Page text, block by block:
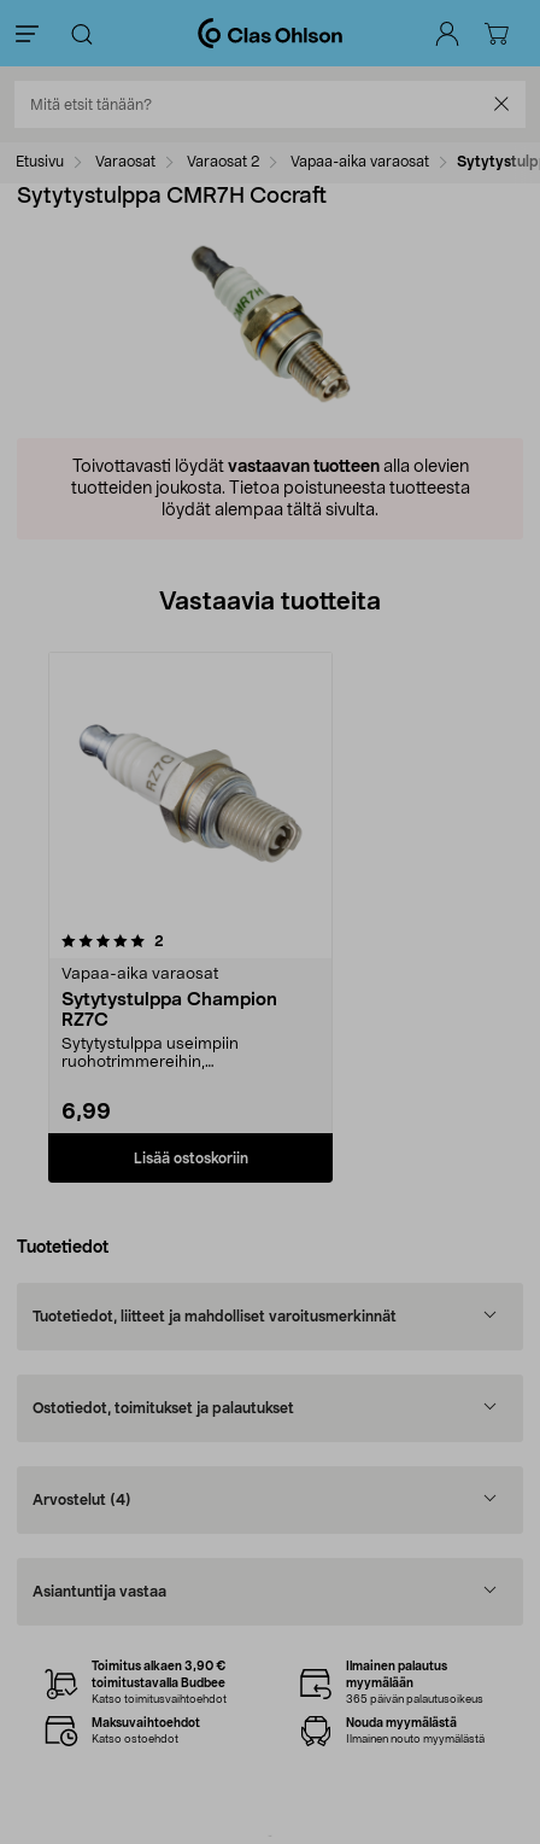
Etusivu Varaosat Varaosat 2 Vapaa-aika varaosat
Sytytystulppa CMR7H Cocraft
Toivottavasti löydät vastaavan tuotteenalla olevien
tuotteiden joukosta. Tietoa poistuneesta tuotteesta
löydät alempaa tältä sivulta.
Vastaavia tuotteita
2
Vapaa-aika varaosat
Sytytystulppa Champion
RZ7C
Sytytystulppa useimpiin
ruohotrimmereihin,
6,99
Lisää ostoskoriin
Tuotetiedot
Tuotetiedot, liitteet ja mahdolliset varoitusmerkinnät
Ostotiedot, toimitukset ja palautukset
Arvostelut (4)
Asiantuntija vastaa
Toimitus alkaen 3,90 €
toimitustavalla Budbee
Katso toimitusvaihtoehdot
Ilmainen palautus
myymälään
365 päivän palautusoikeus
Maksuvaihtoehdot
Katso ostoehdot
Nouda myymälästä
Ilmainen nouto myymälästä